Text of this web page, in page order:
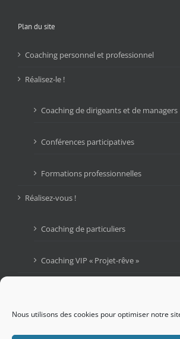
Nous utilisons des cookies pour optimiser notre
Plan du site
Coaching personnel et professionnel
Réalisez-le !
Coaching de dirigeants et de managers
Conférences participatives
Formations professionnelles
Réalisez-vous !
Coaching de particuliers
Coaching VIP « Projet-rêve »
Blogue : Graines d’Audace
Contactez-moi !